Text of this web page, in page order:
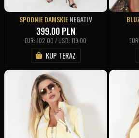
SPODNIE DAMSKIENEGATIV
399.00PLN
EUR: 102,00 / USD: 119,00
KUP TERAZ